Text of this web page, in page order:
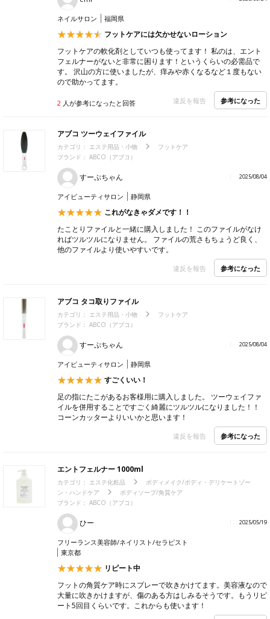
ネイルサロン 福岡県
フットケアには欠かせないローション
フットケアの軟化剤としていつも使ってます！ 私のは、エント
フェルナーがないと非常に困ります！というくらいの必需品で
す。 沢山の方に使いましたが、痒みや赤くなるなど１度もない
ので助かってます。
2 人が参考になったと回答 違反を報告 参考になった
アブコ ツーウェイファイル
カテゴリ： エステ用品・小物
フットケア
ブランド： ABCO（アブコ）
すーぷちゃん 2025/08/04
アイビューティサロン 静岡県
これがなきゃダメです！！
たことりファイルと一緒に購入しました！ このファイルがなけ
ればツルツルになりません。 ファイルの荒さもちょうど良く、
他のファイルより使いやすいです。
違反を報告 参考になった
アブコ タコ取りファイル
カテゴリ： エステ用品・小物
フットケア
ブランド： ABCO（アブコ）
すーぷちゃん 2025/08/04
アイビューティサロン 静岡県
すごくいい！
足の指にたこがあるお客様用に購入しました。 ツーウェイファ
イルを併用することですごく綺麗にツルツルになりました！！
コーンカッターよりいいかと思います！
違反を報告 参考になった
エントフェルナー 1000ml
カテゴリ： エステ化粧品
ボディメイク/ボディ・デリケートゾー
ン・ハンドケア
ボディソープ/角質ケア
ブランド： ABCO（アブコ）
ひー 2025/05/19
フリーランス美容師/ネイリスト/セラピスト
東京都
リピート中
フットの角質ケア時にスプレーで吹きかけてます。美容液なので
大量に吹きかけますが、傷のある方はしみるそうです。もうリピ
ート5回目くらいです。これからも使います！